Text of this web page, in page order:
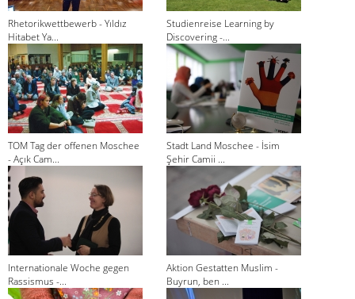
Rhetorikwettbewerb - Yıldız
Hitabet Ya...
Studienreise Learning by
Discovering -...
TOM Tag der offenen Moschee
- Açık Cam...
Stadt Land Moschee - İsim
Şehir Camii ...
Internationale Woche gegen
Rassismus -...
Aktion Gestatten Muslim -
Buyrun, ben ...